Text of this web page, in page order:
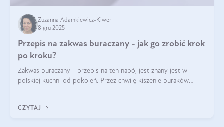
Zuzanna Adamkiewicz-Kiwer
8 gru 2025
Przepis na zakwas buraczany - jak go zrobić krok
po kroku?
Zakwas buraczany - przepis na ten napój jest znany jest w
polskiej kuchni od pokoleń. Przez chwilę kiszenie buraków
CZYTAJ